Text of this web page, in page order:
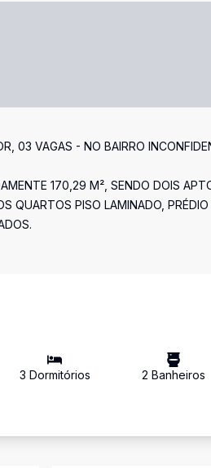
03 VAGAS - NO BAIRRO
170,29 M², SENDO DOIS
QUARTOS PISO LAMINADO,
3 Dormitórios 2 Banheiros